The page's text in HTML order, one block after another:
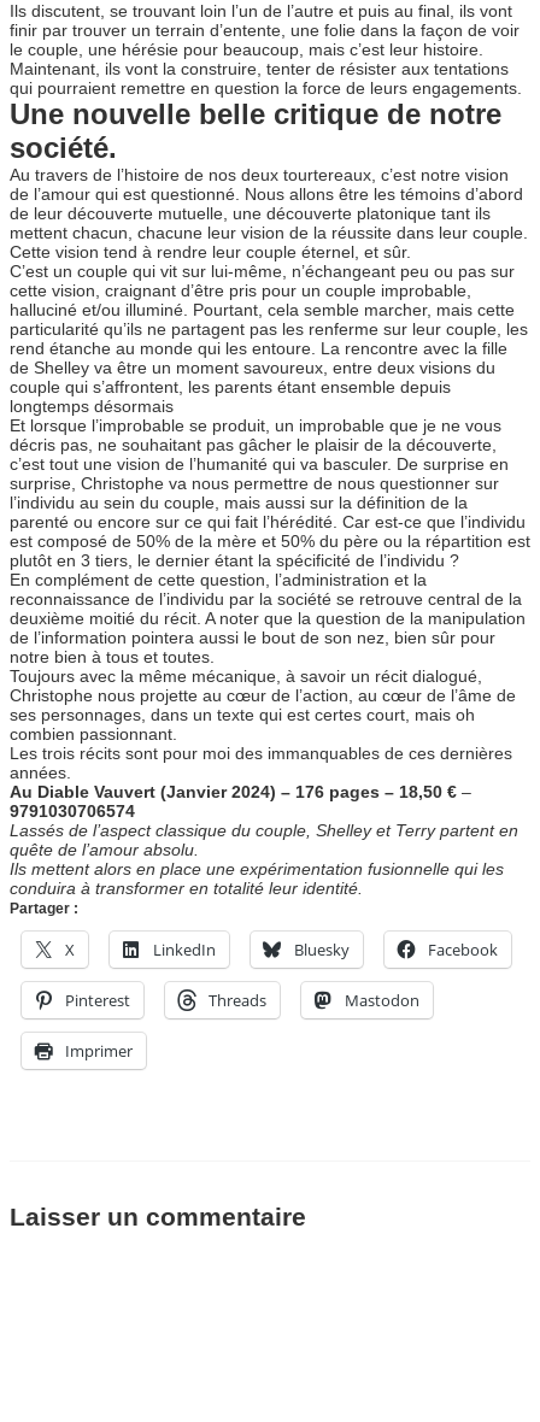
Ils discutent, se trouvant loin l’un de l’autre et puis au final, ils vont
finir par trouver un terrain d’entente, une folie dans la façon de voir
le couple, une hérésie pour beaucoup, mais c’est leur histoire.
Maintenant, ils vont la construire, tenter de résister aux tentations
qui pourraient remettre en question la force de leurs engagements.
Une nouvelle belle critique de notre
société.
Au travers de l’histoire de nos deux tourtereaux, c’est notre vision
de l’amour qui est questionné. Nous allons être les témoins d’abord
de leur découverte mutuelle, une découverte platonique tant ils
mettent chacun, chacune leur vision de la réussite dans leur couple.
Cette vision tend à rendre leur couple éternel, et sûr.
C’est un couple qui vit sur lui-même, n’échangeant peu ou pas sur
cette vision, craignant d’être pris pour un couple improbable,
halluciné et/ou illuminé. Pourtant, cela semble marcher, mais cette
particularité qu’ils ne partagent pas les renferme sur leur couple, les
rend étanche au monde qui les entoure. La rencontre avec la fille
de Shelley va être un moment savoureux, entre deux visions du
couple qui s’affrontent, les parents étant ensemble depuis
longtemps désormais
Et lorsque l’improbable se produit, un improbable que je ne vous
décris pas, ne souhaitant pas gâcher le plaisir de la découverte,
c’est tout une vision de l’humanité qui va basculer. De surprise en
surprise, Christophe va nous permettre de nous questionner sur
l’individu au sein du couple, mais aussi sur la définition de la
parenté ou encore sur ce qui fait l’hérédité. Car est-ce que l’individu
est composé de 50% de la mère et 50% du père ou la répartition est
plutôt en 3 tiers, le dernier étant la spécificité de l’individu ?
En complément de cette question, l’administration et la
reconnaissance de l’individu par la société se retrouve central de la
deuxième moitié du récit. A noter que la question de la manipulation
de l’information pointera aussi le bout de son nez, bien sûr pour
notre bien à tous et toutes.
Toujours avec la même mécanique, à savoir un récit dialogué,
Christophe nous projette au cœur de l’action, au cœur de l’âme de
ses personnages, dans un texte qui est certes court, mais oh
combien passionnant.
Les trois récits sont pour moi des immanquables de ces dernières
années.
Au Diable Vauvert (Janvier 2024) – 176 pages – 18,50 € –
9791030706574
Lassés de l’aspect classique du couple, Shelley et Terry partent en
quête de l’amour absolu.
Ils mettent alors en place une expérimentation fusionnelle qui les
conduira à transformer en totalité leur identité.
Partager :
X LinkedIn Bluesky Facebook
Pinterest Threads Mastodon
Imprimer
Laisser un commentaire